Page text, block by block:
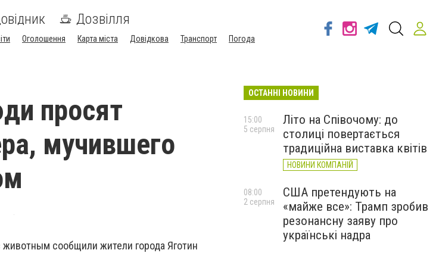
Дозвілля
Оголошення Карта міста Довідкова Транспорт Погода
просят
мучившего
сообщили жители города Яготин
ОСТАННІ НОВИНИ
Літо на Співочому: до
столиці повертається
традиційна виставка квітів
НОВИНИ КОМПАНІЙ
15:00
5 серпня
США претендують на
«майже все»: Трамп зробив
резонансну заяву про
українські надра
08:00
2 серпня